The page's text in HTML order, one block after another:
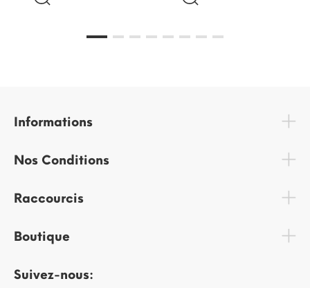
Informations
Nos Conditions
Raccourcis
Boutique
Suivez-nous: